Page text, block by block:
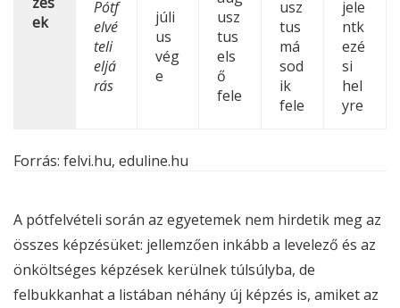
ek
Pótf
elvé
teli
eljá
rás
júli
us
vég
e
usz
tus
els
ő
fele
usz
tus
má
sod
ik
fele
jele
ntk
ezé
si
hel
yre
Forrás: felvi.hu, eduline.hu
A pótfelvételi során az egyetemek nem hirdetik meg az
összes képzésüket: jellemzően inkább a levelező és az
önköltséges képzések kerülnek túlsúlyba, de
felbukkanhat a listában néhány új képzés is, amiket az